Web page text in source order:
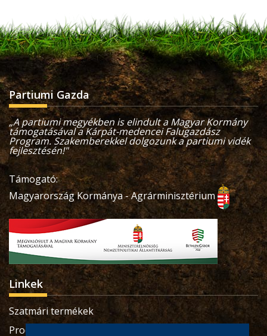
Partiumi Gazda
„A partiumi megyékben is elindult a Magyar Kormány
támogatásával a Kárpát-medencei Falugazdász
Program. Szakemberekkel dolgozunk a partiumi vidék
fejlesztésén!"
Támogató:
Magyarország Kormánya - Agrárminisztérium
Linkek
Szatmári termékek
Produse sătmărene